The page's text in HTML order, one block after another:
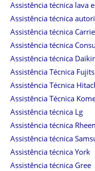
Assistência técnica lava
Assistência técnica
Assistência técnica
Assistência técnica
Assistência técnica
Assistência Técnica
Assistência Técnica
Assistência Técnica
Assistência técnica Lg
Assistência técnica
Assistência técnica
Assistência técnica York
Assistência técnica Gree